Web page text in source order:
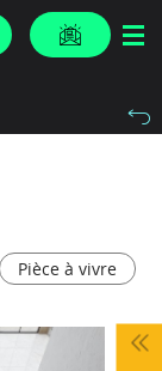
Pièce à vivre